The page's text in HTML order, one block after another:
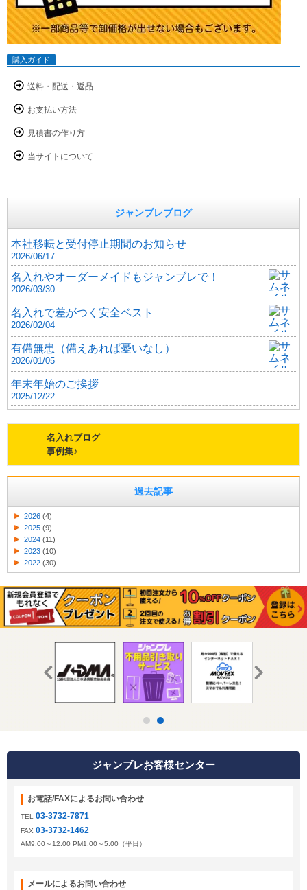
購入ガイド
送料・配送・返品
お支払い方法
見積書の作り方
当サイトについて
ジャンブレブログ
本社移転と受付停止期間のお知らせ
2026/06/17
名入れやオーダーメイドもジャンブレで！
2026/03/30
名入れで差がつく安全ベスト
2026/02/04
有備無患（備えあれば憂いなし）
2026/01/05
年末年始のご挨拶
2025/12/22
名入れブログ
事例集♪
過去記事
2026 (4)
2025 (9)
2024 (11)
2023 (10)
2022 (30)
ジャンブレお客様センター
お電話/FAXによるお問い合わせ
TEL 03-3732-7871
FAX 03-3732-1462
AM9:00～12:00 PM1:00～5:00（平日）
メールによるお問い合わせ